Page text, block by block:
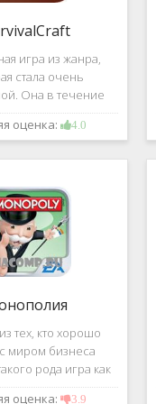
игра из жанра,
стала очень
Она в течение
временного
попала в список
качество графики,
оценка: 4.0
тех, кто хорошо
миром бизнеса
рода игра как
настольная игра
оценка: 3.9